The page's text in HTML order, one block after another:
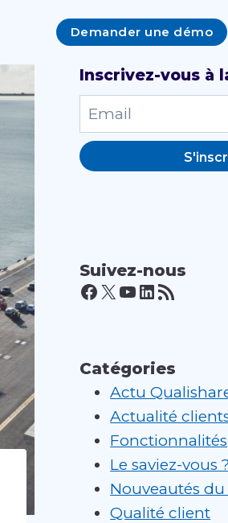
Demander une démo
Inscrivez-vous à
Suivez-nous
Facebook
X YouTube
LinkedIn
Flux RSS
Catégories
Actu
Actualité
Fonctionnalités
Le saviez-vous ?
Nouveautés
Qualité client